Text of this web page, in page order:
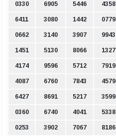
0330 6905 5446 4358
6411 3080 1442 0779
0662 3140 3907 9943
1451 5130 8066 1327
4174 9596 5712 7919
4087 6760 7843 4579
6427 8691 5217 3599
0360 6740 4041 5338
0253 3902 7067 8186